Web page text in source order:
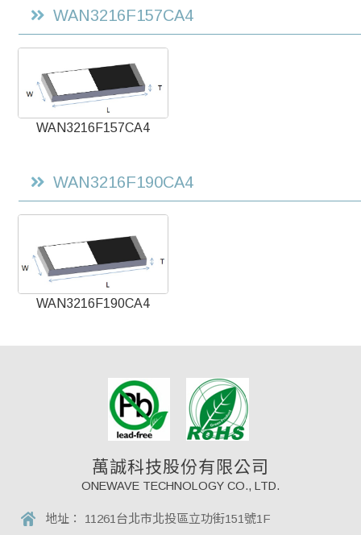
WAN3216F157CA4
WAN3216F157CA4
WAN3216F190CA4
WAN3216F190CA4
萬誠科技股份有限公司
ONEWAVE TECHNOLOGY CO., LTD.
地址： 11261台北市北投區立功街151號1F